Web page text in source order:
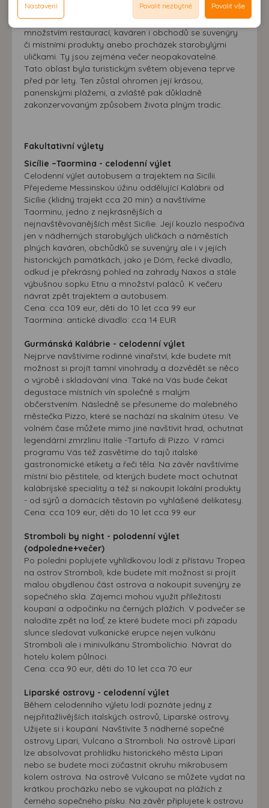
zajet vlakem nebo hotelovým transferem (za
poplatek). Zde si mohou užít místního čilého života s
množstvím restaurací, kaváren i obchodů se suvenýry
či místními produkty anebo procházek starobylými
uličkami. Ty jsou zejména večer neopakovatelné.
Tato oblast byla turistickým světem objevena teprve
před pár lety. Ten zůstal ohromen její krásou,
panenskými plážemi, a zvláště pak důkladně
zakonzervovaným způsobem života plným tradic.
Fakultativní výlety
Sicílie –Taormina - celodenní výlet
Celodenní výlet autobusem a trajektem na Sicílii.
Přejedeme Messinskou úžinu oddělující Kalábrii od
Sicílie (klidný trajekt cca 20 min) a navštívíme
Taorminu, jedno z nejkrásnějších a
nejnavštěvovanějších měst Sicílie. Její kouzlo nespočívá
jen v nádherných starobylých uličkách a náměstích
plných kaváren, obchůdků se suvenýry ale i v jejích
historických památkách, jako je Dóm, řecké divadlo,
odkud je překrásný pohled na zahrady Naxos a stále
výbušnou sopku Etnu a množství paláců. K večeru
návrat zpět trajektem a autobusem.
Cena: cca 109 eur, děti do 10 let cca 99 eur
Taormina: antické divadlo: cca 14 EUR
Gurmánská Kalábrie - celodenní výlet
Nejprve navštívíme rodinné vinařství, kde budete mít
možnost si projít tamní vinohrady a dozvědět se něco
o výrobě i skladování vína. Také na Vás bude čekat
degustace místních vín společně s malým
občerstvením. Následně se přesuneme do malebného
městečka Pizzo, které se nachází na skalním útesu. Ve
volném čase můžete mimo jiné navštívit hrad, ochutnat
legendární zmrzlinu Italíe -Tartufo di Pizzo. V rámci
programu Vás též zasvětíme do tajů italské
gastronomické etikety a řeči těla. Na závěr navštívíme
místní bio pěstitele, od kterých budete moct ochutnat
kalábrijské speciality a též si nakoupit lokální produkty
- od sýrů a domácích těstovin po vyhlášené delikatesy.
Cena: cca 109 eur, děti do 10 let cca 99 eur
Stromboli by night - polodenní výlet
(odpoledne+večer)
Po poledni poplujete vyhlídkovou lodí z přístavu Tropea
na ostrov Stromboli, kde budete mít možnost si projít
malou obydlenou část ostrova a nakoupit suvenýry ze
sopečného skla. Zájemci mohou využít příležitosti
koupaní a odpočinku na černých plážích. V podvečer se
nalodíte zpět na loď, ze které budete moci při západu
slunce sledovat vulkanické erupce nejen vulkánu
Stromboli ale i minivulkánu Strombolichio. Návrat do
hotelu kolem půlnoci.
Cena: cca 90 eur, děti do 10 let cca 70 eur
Liparské ostrovy - celodenní výlet
Během celodenního výletu lodí poznáte jedny z
nejpřitažlivějších italských ostrovů, Liparské ostrovy.
Užijete si i koupání. Navštívíte 3 nádherné sopečné
ostrovy Lipari, Vulcano a Stromboli. Na ostrově Lipari
lze absolvovat prohlídku historického města Lipari
nebo se budete moci zúčastnit okruhu mikrobusem
kolem ostrova. Na ostrově Vulcano se můžete vydat na
krátkou procházku nebo se vykoupat na plážích z
černého sopečného písku. Na závěr připlujete k ostrovu
Nastavení Povolit vše
Povolit nezbytné
možnost analýzy výkonu a optimalizace našeho webu.
souhlasu může dojít mj. k zobrazování informací
neodpovídající Vaším potřebám, méně užitečné nabídce či
doporučení.
Reklamní cookies používáme my nebo třetí strana k
zobrazování relevantní reklamy nebo obsahu jak na
našem webu, tak na webech třetích stran. Díky tomu
máme možnost vytvářet profily založené na Vašich
zájmech. Na základě těchto informací není zpravidla
možná bezprostřední identifikace uživatele. Bez vyjádření
souhlasu, nedojde k zobrazování obsahu a reklam
přizpůsobených Vašim zájmům.